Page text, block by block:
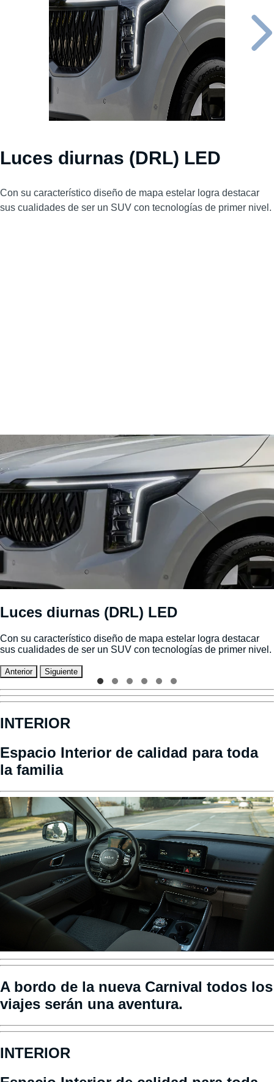
Luces diurnas (DRL) LED
Con su característico diseño de mapa estelar logra destacar
sus cualidades de ser un SUV con tecnologías de primer nivel.
Luces diurnas (DRL) LED
Con su característico diseño de mapa estelar logra destacar
sus cualidades de ser un SUV con tecnologías de primer nivel.
Anterior Siguiente
INTERIOR
Espacio Interior de calidad para toda
la familia
A bordo de la nueva Carnival todos los
viajes serán una aventura.
INTERIOR